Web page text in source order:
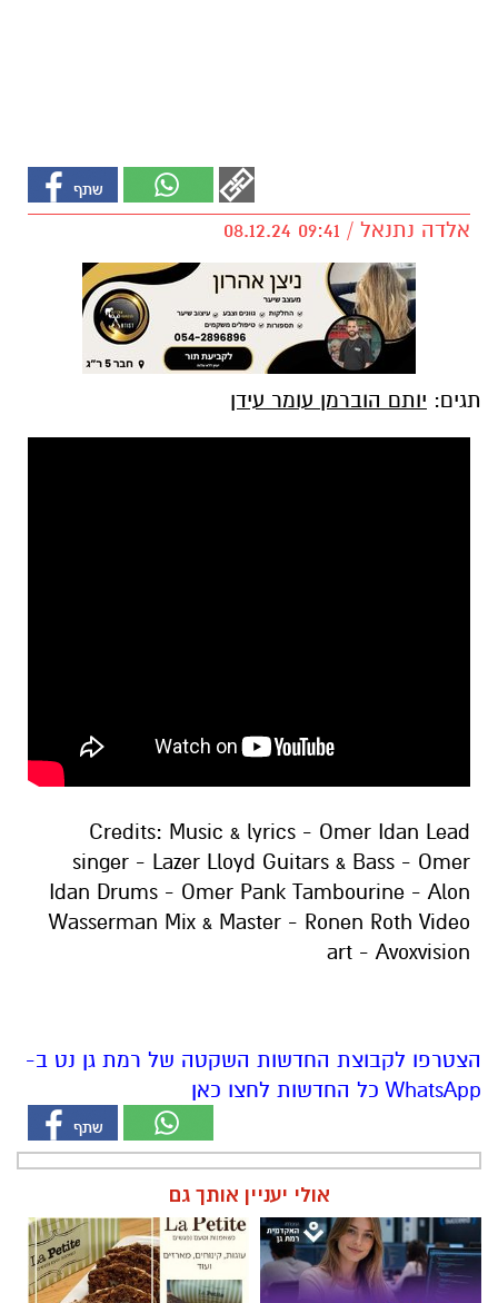
אלדה נתנאל / 09:41 08.12.24
תגים: יותם הוברמן עומר עידן
Credits: Music & lyrics - Omer Idan Lead
singer - Lazer Lloyd Guitars & Bass - Omer
Idan Drums - Omer Pank Tambourine - Alon
Wasserman Mix & Master - Ronen Roth Video
art - Avoxvision
הצטרפו לקבוצת החדשות השקטה של רמת גן נט ב-
WhatsApp כל החדשות לחצו כאן
אולי יעניין אותך גם